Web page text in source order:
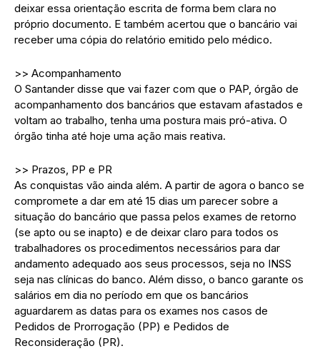
deixar essa orientação escrita de forma bem clara no
próprio documento. E também acertou que o bancário vai
receber uma cópia do relatório emitido pelo médico.
>> Acompanhamento
O Santander disse que vai fazer com que o PAP, órgão de
acompanhamento dos bancários que estavam afastados e
voltam ao trabalho, tenha uma postura mais pró-ativa. O
órgão tinha até hoje uma ação mais reativa.
>> Prazos, PP e PR
As conquistas vão ainda além. A partir de agora o banco se
compromete a dar em até 15 dias um parecer sobre a
situação do bancário que passa pelos exames de retorno
(se apto ou se inapto) e de deixar claro para todos os
trabalhadores os procedimentos necessários para dar
andamento adequado aos seus processos, seja no INSS
seja nas clínicas do banco. Além disso, o banco garante os
salários em dia no período em que os bancários
aguardarem as datas para os exames nos casos de
Pedidos de Prorrogação (PP) e Pedidos de
Reconsideração (PR).